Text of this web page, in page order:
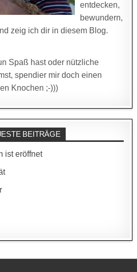
entdecken,
bewundern,
zeig ich dir in diesem Blog.
Spaß hast oder nützliche
spendier mir doch einen
Knochen ;-)))
BEITRÄGE
ist eröffnet